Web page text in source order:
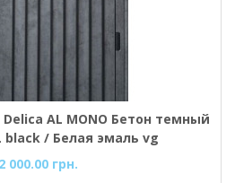
AL MONO Бетон темный
black / Белая эмаль vg
000.00 грн.